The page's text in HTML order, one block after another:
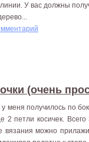
У вас должны
(очень
меня получилось по
петли косичек.
можно